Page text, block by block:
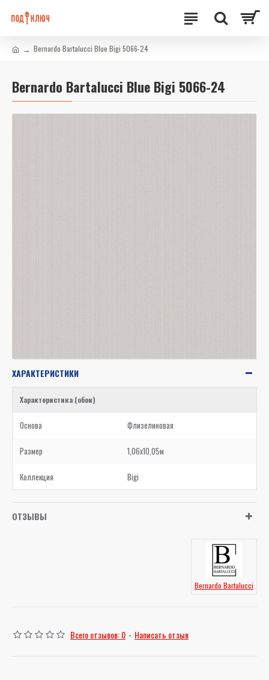
Bernardo Bartalucci Blue Bigi 5066-24
Bernardo Bartalucci Blue Bigi 5066-24
ХАРАКТЕРИСТИКИ
Характеристика (обои)
Основа Флизелиновая
Размер 1,06x10,05м
Коллекция Bigi
ОТЗЫВЫ
Bernardo Bartalucci
Всего отзывов: 0 - Написать отзыв